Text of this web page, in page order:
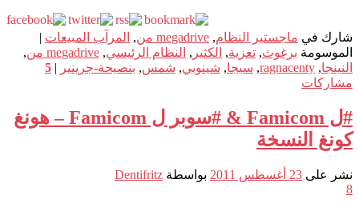
شارك في ماجستير النظام, megadrive من , المرآب المبيعات |
الموسومة برغوث, تعزية, الكثير , النظام الرئيسي, megadrive من
,
النينجا,
ragnacenty
, سيجا, شينوبي, شمس, بنصيحة-جرينير |
5
مشاركات
#ل Famicom & #سوبر ل Famicom – هونغ
كونغ النسخة
نشر على 23 أغسطس 2011 بواسطة Dentifritz
8